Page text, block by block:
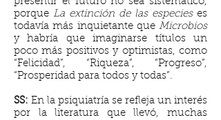
porque La extinción de las especieses
todavía más inquietante que Microbios
y habría que imaginarse títulos un
poco más positivos y optimistas, como
“Felicidad”, “Riqueza”, “Progreso”,
“Prosperidad para todos y todas”.
SS: En la psiquiatría se refleja un interés
por la literatura que llevó, muchas